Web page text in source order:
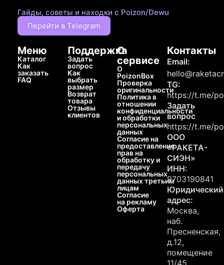
Гайды, советы и находки с Poizon/Dewu
Перейти в Telegram
Меню
Каталог
Как
заказать
FAQ
Поддержка
Задать
вопрос
Как
выбрать
размер
Возврат
товара
Отзывы
клиентов
О
сервисе
О
PoizonBox
Проверка
оригинальности
Политика в
отношении
конфиденциальности
и обработки
персональных
данных
Согласие на
предоставление
прав на
обработку и
передачу
персональных
данных третьим
лицам
Согласие
на рекламу
Оферта
Контакты
Email:
TG:
https://t.me/
Задать
вопрос
https://t.me/
ООО
«РАКЕТА-
СИЭН»
ИНН:
9703190841
Юридический
адрес:
Москва,
наб.
Пресненская,
д.12,
помещение
11/45